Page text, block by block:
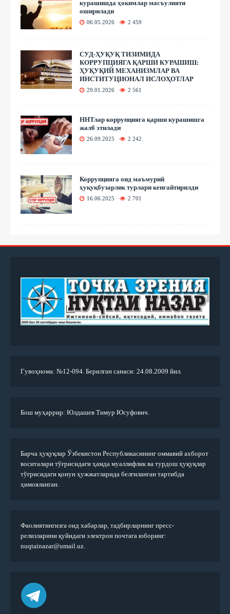
курашишда ҳокимлар масъулияти
оширилади
06.05.2026 2 459
СУД-ҲУҚУҚ ТИЗИМИДА
КОРРУПЦИЯГА ҚАРШИ КУРАШИШ:
ҲУҚУҚИЙ МЕХАНИЗМЛАР ВА
ИНСТИТУЦИОНАЛ ИСЛОҲОТЛАР
29.01.2026 2 561
ННТлар коррупцияга қарши курашишга
жалб этилади
26.09.2025 2 242
Коррупцияга оид маъмурий
ҳуқуқбузарлик турлари кенгайтирилди
16.06.2025 2 701
Гувоҳнома: №12-094. Берилган санаси: 24.08.2009 йил.
Бош муҳаррир: Юлдашев Тимур Юсуфович.
Барча ҳуқуқлар Ўзбекистон Республикасининг оммавий ахборот
воситалари тўғрисидаги ҳамда муаллифлик ва турдош ҳуқуқлар
тўғрисидаги қонун ҳужжатларида белгиланган тартибда
ҳимояланган.
Фаолиятингизга оид хабарлар, тадбирларнинг пресс-
релизларини қуйидаги электрон почтага юборинг:
nuqtainazar@umail.uz.